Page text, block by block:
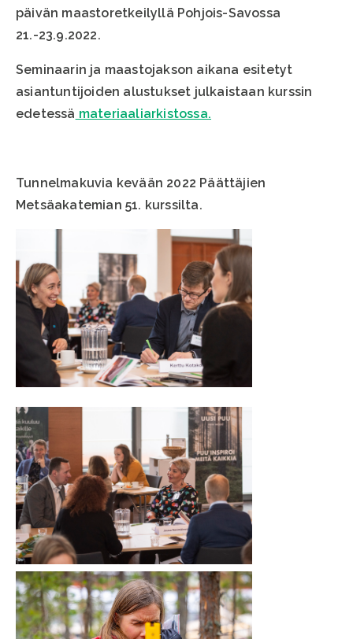
päivän maastoretkeilyllä Pohjois-Savossa
21.-23.9.2022.
Seminaarin ja maastojakson aikana esitetyt
asiantuntijoiden alustukset julkaistaan kurssin
edetessä materiaaliarkistossa.
Tunnelmakuvia kevään 2022 Päättäjien
Metsäakatemian 51. kurssilta.